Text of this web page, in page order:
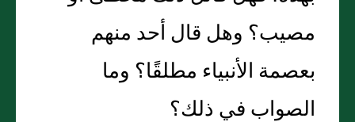
مصيب‏؟‏ وهل قال أحد منهم
بعصمة الأنبياء مطلقًا‏؟‏ وما
الصواب في ذلك‏؟‏